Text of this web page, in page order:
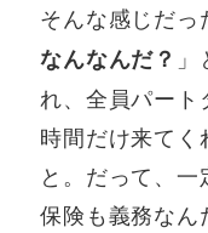
そんな感じだっ
なんなんだ？
れ、全員パー
時間だけ来て
と。だって、
保険も義務なん